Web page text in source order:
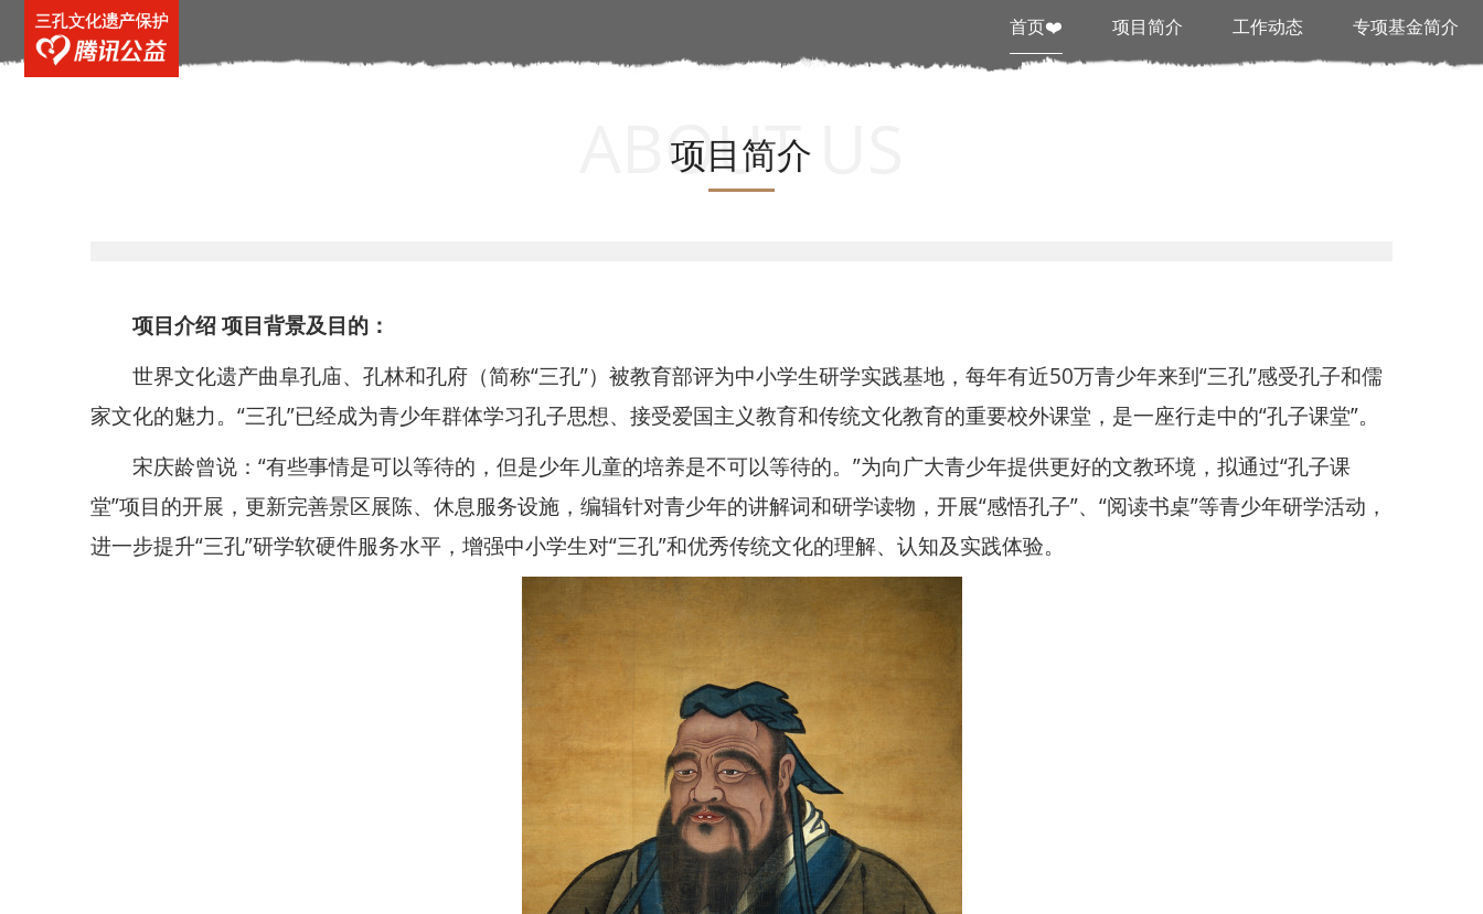
首页❤️ 项目简介 工作动态 专项基金简介
项目简介
ABOUT US
项目介绍 项目背景及目的：
世界文化遗产曲阜孔庙、孔林和孔府（简称“三孔”）被教育部评为中小学生研学实践基地，每年有近50万青少年来到“三孔”感受孔子和儒
家文化的魅力。“三孔”已经成为青少年群体学习孔子思想、接受爱国主义教育和传统文化教育的重要校外课堂，是一座行走中的“孔子课堂”。
宋庆龄曾说：“有些事情是可以等待的，但是少年儿童的培养是不可以等待的。”为向广大青少年提供更好的文教环境，拟通过“孔子课
堂”项目的开展，更新完善景区展陈、休息服务设施，编辑针对青少年的讲解词和研学读物，开展“感悟孔子”、“阅读书桌”等青少年研学活动，
进一步提升“三孔”研学软硬件服务水平，增强中小学生对“三孔”和优秀传统文化的理解、认知及实践体验。